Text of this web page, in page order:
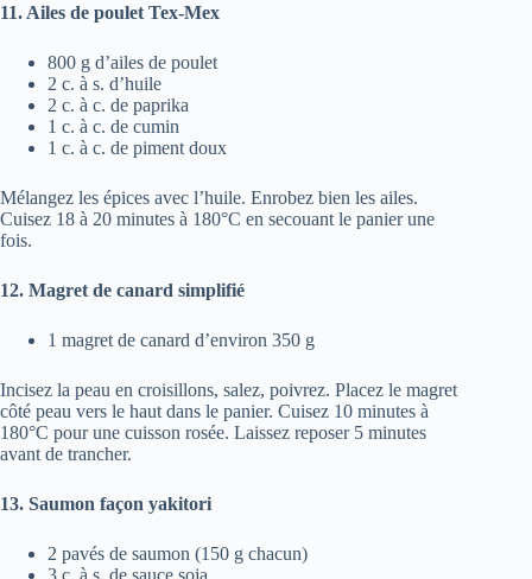
11. Ailes de poulet Tex-Mex
800 g d’ailes de poulet
2 c. à s. d’huile
2 c. à c. de paprika
1 c. à c. de cumin
1 c. à c. de piment doux
Mélangez les épices avec l’huile. Enrobez bien les ailes.
Cuisez 18 à 20 minutes à 180°C en secouant le panier une
fois.
12. Magret de canard simplifié
1 magret de canard d’environ 350 g
Incisez la peau en croisillons, salez, poivrez. Placez le magret
côté peau vers le haut dans le panier. Cuisez 10 minutes à
180°C pour une cuisson rosée. Laissez reposer 5 minutes
avant de trancher.
13. Saumon façon yakitori
2 pavés de saumon (150 g chacun)
3 c. à s. de sauce soja